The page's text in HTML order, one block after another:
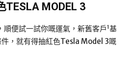
TESLA MODEL 3
順便試一試你嘅運氣，新舊客戶1基
，就有得抽紅色Tesla Model 3嘅